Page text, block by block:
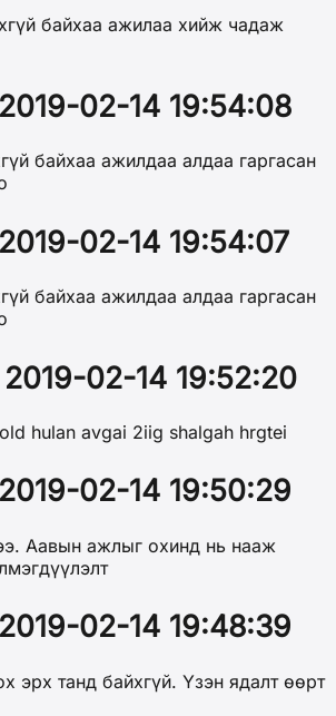
байхаа ажилаа хийж чадаж
2019-02-14 19:54:08
байхаа ажилдаа алдаа гаргасан
2019-02-14 19:54:07
байхаа ажилдаа алдаа гаргасан
2019-02-14 19:52:20
hulan avgai 2iig shalgah hrgtei
2019-02-14 19:50:29
Аавын ажлыг охинд нь нааж
2019-02-14 19:48:39
эрх танд байхгүй. Үзэн ядалт өөрт